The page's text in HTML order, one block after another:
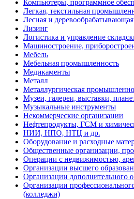
Компьютеры, программное
Легкая, текстильная
Лесная и
Лизинг
Логистика и управление
Машиностроение,
Мебель
Мебельная промышленность
Медикаменты
Металл
Металлургическая
Музеи, галереи, выставки,
Музыкальные инструменты
Некоммерческие организации
Нефтепродукты, ГСМ и
НИИ, НПО, НТЦ и др.
Оборудование и расходные
Общественные организации,
Операции с недвижимостью,
Организации высшего
Организации дополнительного
Организации
(колледжи)